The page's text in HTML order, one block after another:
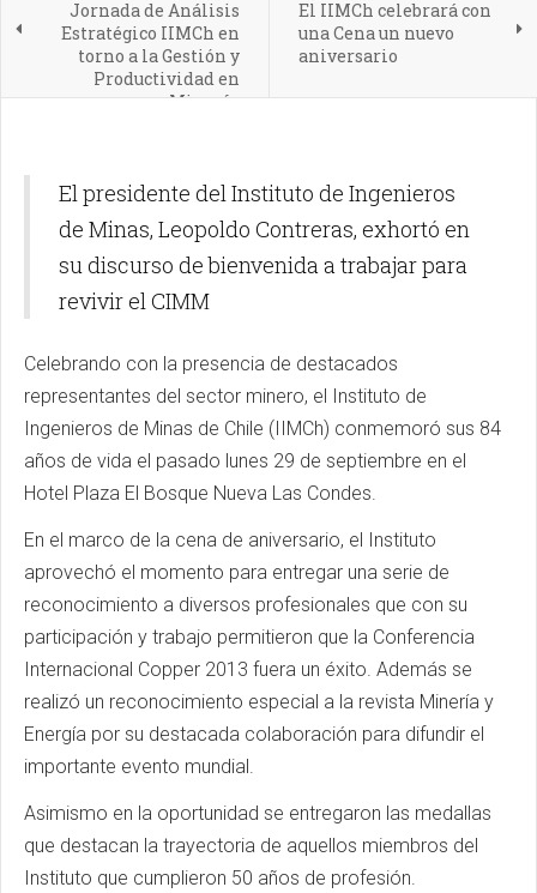
Jornada de Análisis
Estratégico IIMCh en
torno a la Gestión y
Productividad en
Minería
El IIMCh celebrará con
una Cena un nuevo
aniversario
El presidente del Instituto de Ingenieros
de Minas, Leopoldo Contreras, exhortó en
su discurso de bienvenida a trabajar para
revivir el CIMM
Celebrando con la presencia de destacados
representantes del sector minero, el Instituto de
Ingenieros de Minas de Chile (IIMCh) conmemoró sus 84
años de vida el pasado lunes 29 de septiembre en el
Hotel Plaza El Bosque Nueva Las Condes.
En el marco de la cena de aniversario, el Instituto
aprovechó el momento para entregar una serie de
reconocimiento a diversos profesionales que con su
participación y trabajo permitieron que la Conferencia
Internacional Copper 2013 fuera un éxito. Además se
realizó un reconocimiento especial a la revista Minería y
Energía por su destacada colaboración para difundir el
importante evento mundial.
Asimismo en la oportunidad se entregaron las medallas
que destacan la trayectoria de aquellos miembros del
Instituto que cumplieron 50 años de profesión.